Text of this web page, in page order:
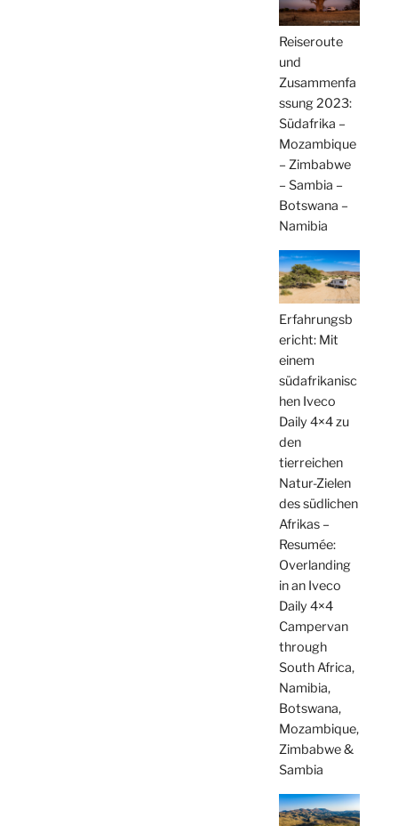
Reiseroute
und
Zusammenfa
ssung 2023:
Südafrika –
Mozambique
– Zimbabwe
– Sambia –
Botswana –
Namibia
Erfahrungsb
ericht: Mit
einem
südafrikanisc
hen Iveco
Daily 4×4 zu
den
tierreichen
Natur-Zielen
des südlichen
Afrikas –
Resumée:
Overlanding
in an Iveco
Daily 4×4
Campervan
through
South Africa,
Namibia,
Botswana,
Mozambique,
Zimbabwe &
Sambia